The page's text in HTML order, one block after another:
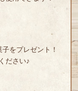
をプレゼント！
ださい♪